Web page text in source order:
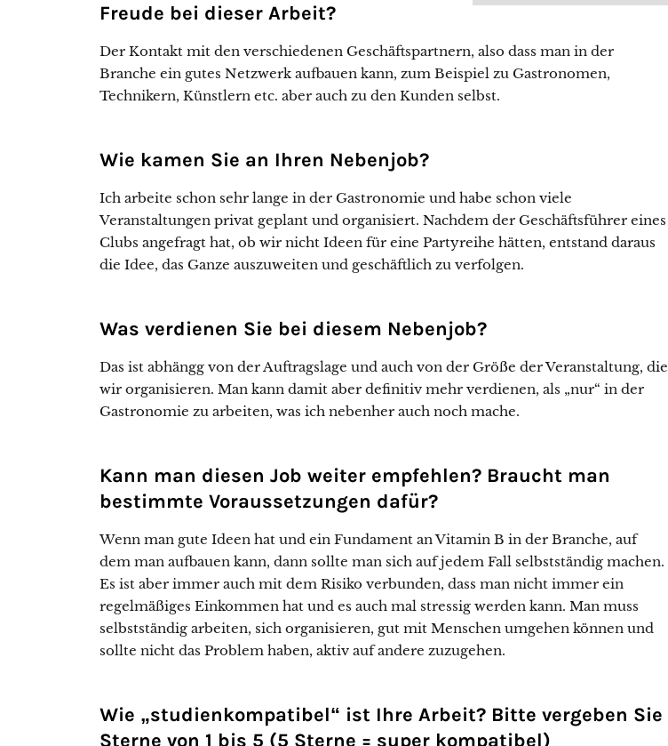
Freude bei dieser Arbeit?
Der Kontakt mit den verschiedenen Geschäftspartnern, also dass man in der
Branche ein gutes Netzwerk aufbauen kann, zum Beispiel zu Gastronomen,
Technikern, Künstlern etc. aber auch zu den Kunden selbst.
Wie kamen Sie an Ihren Nebenjob?
Ich arbeite schon sehr lange in der Gastronomie und habe schon viele
Veranstaltungen privat geplant und organisiert. Nachdem der Geschäftsführer eines
Clubs angefragt hat, ob wir nicht Ideen für eine Partyreihe hätten, entstand daraus
die Idee, das Ganze auszuweiten und geschäftlich zu verfolgen.
Was verdienen Sie bei diesem Nebenjob?
Das ist abhängg von der Auftragslage und auch von der Größe der Veranstaltung, die
wir organisieren. Man kann damit aber definitiv mehr verdienen, als „nur“ in der
Gastronomie zu arbeiten, was ich nebenher auch noch mache.
Kann man diesen Job weiter empfehlen? Braucht man
bestimmte Voraussetzungen dafür?
Wenn man gute Ideen hat und ein Fundament an Vitamin B in der Branche, auf
dem man aufbauen kann, dann sollte man sich auf jedem Fall selbstständig machen.
Es ist aber immer auch mit dem Risiko verbunden, dass man nicht immer ein
regelmäßiges Einkommen hat und es auch mal stressig werden kann. Man muss
selbstständig arbeiten, sich organisieren, gut mit Menschen umgehen können und
sollte nicht das Problem haben, aktiv auf andere zuzugehen.
Wie „studienkompatibel“ ist Ihre Arbeit? Bitte vergeben Sie
Sterne von 1 bis 5 (5 Sterne = super kompatibel)